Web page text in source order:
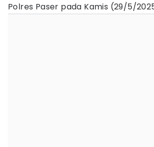
Polres Paser pada Kamis (29/5/